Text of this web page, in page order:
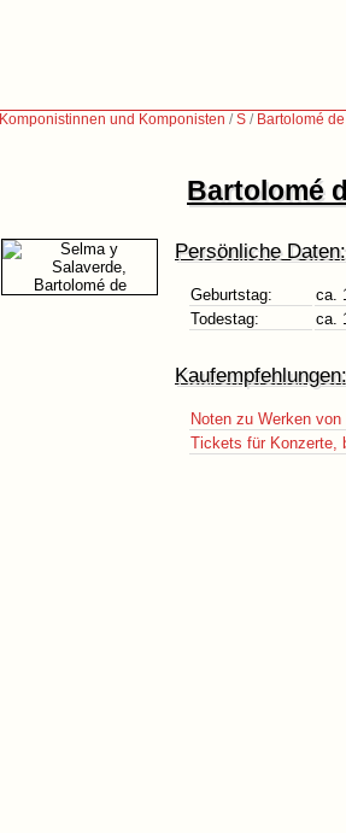
Komponistinnen und Komponisten /S / Bartolomé
Bartolomé
Persönliche Daten:
Geburtstag:
ca.
Todestag:
ca.
Kaufempfehlungen:
Noten zu Werken
Tickets für Konzerte,